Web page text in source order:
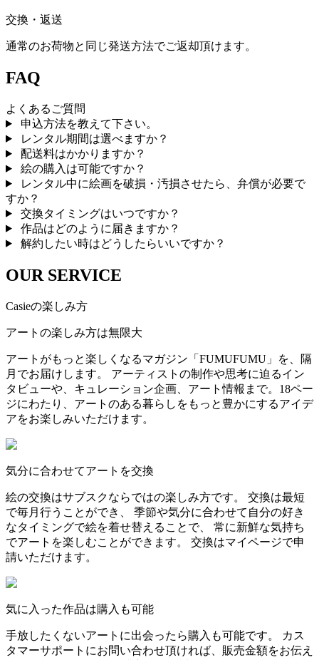
交換・返送
通常のお荷物と同じ発送方法でご返却頂けます。
FAQ
よくあるご質問
申込方法を教えて下さい。
レンタル期間は選べますか？
配送料はかかりますか？
絵の購入は可能ですか？
レンタル中に絵画を破損・汚損させたら、弁償が必要で
すか？
交換タイミングはいつですか？
作品はどのように届きますか？
解約したい時はどうしたらいいですか？
OUR SERVICE
Casieの楽しみ方
アートの楽しみ方は無限大
アートがもっと楽しくなるマガジン「FUMUFUMU」を、隔
月でお届けします。 アーティストの制作や思考に迫るイン
タビューや、キュレーション企画、アート情報まで。18ペー
ジにわたり、アートのある暮らしをもっと豊かにするアイデ
アをお楽しみいただけます。
気分に合わせてアートを交換
絵の交換はサブスクならではの楽しみ方です。 交換は最短
で毎月行うことができ、 季節や気分に合わせて自分の好き
なタイミングで絵を着せ替えることで、 常に新鮮な気持ち
でアートを楽しむことができます。 交換はマイページで申
請いただけます。
気に入った作品は購入も可能
手放したくないアートに出会ったら購入も可能です。 カス
タマーサポートにお問い合わせ頂ければ、販売金額をお伝え